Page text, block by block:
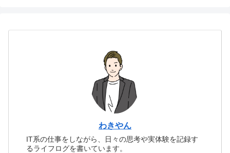
わきやん
IT系の仕事をしながら、日々の思考や実体験を記録す
るライフログを書いています。